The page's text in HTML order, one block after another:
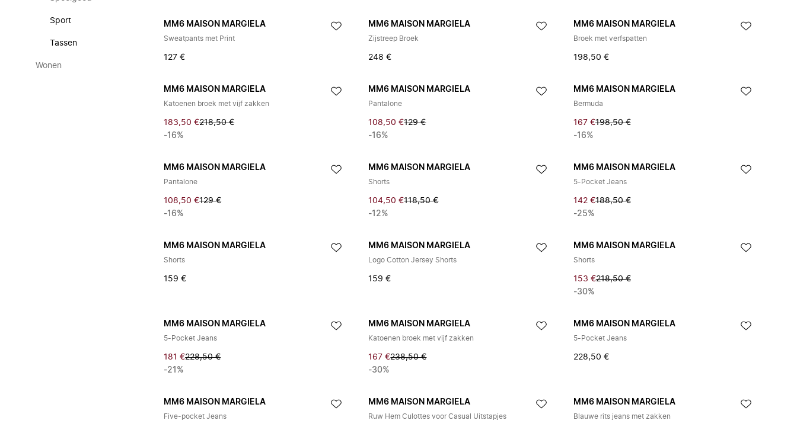
Sport
Tassen
Wonen
MM6 MAISON MARGIELA
Sweatpants met Print
127 €
MM6 MAISON MARGIELA
Zijstreep Broek
248 €
MM6 MAISON MARGIELA
Broek met verfspatten
198,50 €
MM6 MAISON MARGIELA
Katoenen broek met vijf zakken
183,50 €218,50 €
-16%
MM6 MAISON MARGIELA
Pantalone
108,50 €129 €
-16%
MM6 MAISON MARGIELA
Bermuda
167 €198,50 €
-16%
MM6 MAISON MARGIELA
Pantalone
108,50 €129 €
-16%
MM6 MAISON MARGIELA
Shorts
104,50 €118,50 €
-12%
MM6 MAISON MARGIELA
5-Pocket Jeans
142 €188,50 €
-25%
MM6 MAISON MARGIELA
Shorts
159 €
MM6 MAISON MARGIELA
Logo Cotton Jersey Shorts
159 €
MM6 MAISON MARGIELA
Shorts
153 €218,50 €
-30%
MM6 MAISON MARGIELA
5-Pocket Jeans
181 €228,50 €
-21%
MM6 MAISON MARGIELA
Katoenen broek met vijf zakken
167 €238,50 €
-30%
MM6 MAISON MARGIELA
5-Pocket Jeans
228,50 €
MM6 MAISON MARGIELA
Five-pocket Jeans
MM6 MAISON MARGIELA
Ruw Hem Culottes voor Casual Uitstapjes
MM6 MAISON MARGIELA
Blauwe rits jeans met zakken